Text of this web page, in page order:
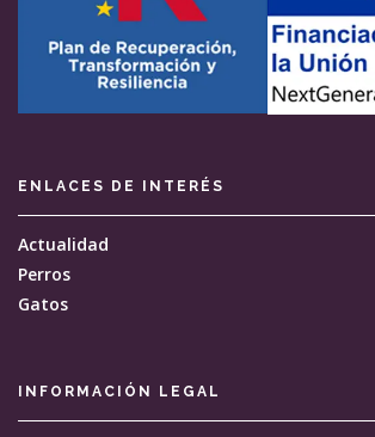
ENLACES DE INTERÉS
Actualidad
Perros
Gatos
INFORMACIÓN LEGAL